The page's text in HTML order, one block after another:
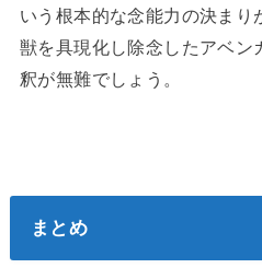
いう根本的な念能力の決まり
獣を具現化し除念したアベン
釈が無難でしょう。
まとめ